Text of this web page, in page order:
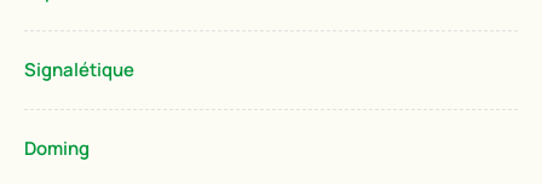
Signalétique
Doming